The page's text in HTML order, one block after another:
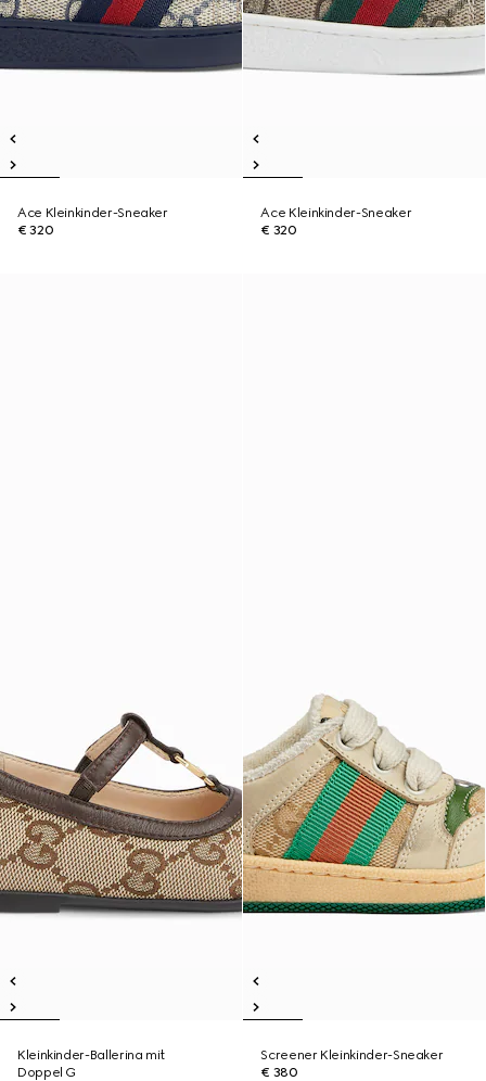
Ace Kleinkinder-Sneaker
€ 320
Ace Kleinkinder-Sneaker
€ 320
Kleinkinder-Ballerina mit
Doppel G
Screener Kleinkinder-Sneaker
€ 380